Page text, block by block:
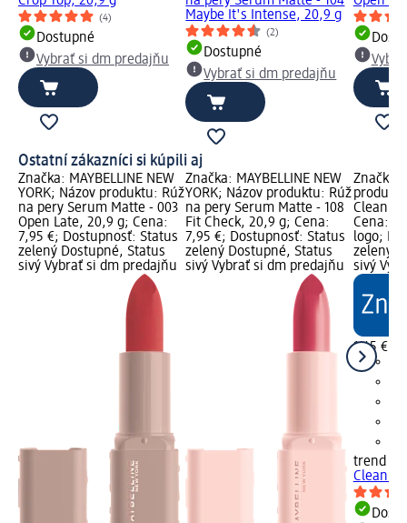
(4)
Dostupné
Vybrať si dm predajňu
Maybe It's Intense, 20,9 g
(2)
Dostupné
Vybrať si dm predajňu
Ostatní zákazníci si kúpili aj
Značka: MAYBELLINE NEW
YORK; Názov produktu: Rúž
na pery Serum Matte - 003
Open Late, 20,9 g; Cena:
7,95 €; Dostupnosť: Status
zelený Dostupné, Status
sivý Vybrať si dm predajňu
Značka: MAYBELLINE NEW
YORK; Názov produktu: Rúž
na pery Serum Matte - 108
Fit Check, 20,9 g; Cena:
7,95 €; Dostupnosť: Status
zelený Dostupné, Status
sivý Vybrať si dm predajňu
Značka:
Clean &
Cena:
logo;
zelený
sivý
1,45 €
trend !t
Clean &